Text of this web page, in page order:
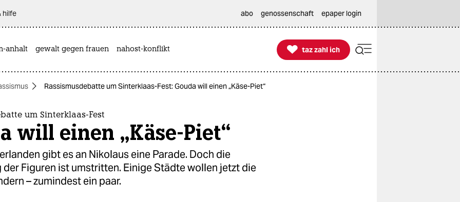
hilfe abo genossenschaft epaper login
anhalt gewalt gegen frauen nahost-konflikt 
taz zahl ich
taz zahl ich
Rassismusdebatte um Sinterklaas-Fest: Gouda will einen „Käse-Piet“
um Sinterklaas-Fest
will einen „Käse-Piet“
gibt es an Nikolaus eine Parade. Doch die
der Figuren ist umstritten. Einige Städte wollen jetzt die
– zumindest ein paar.